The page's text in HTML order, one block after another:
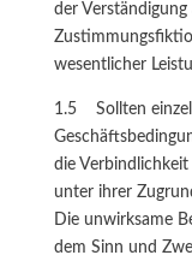
der
wesentlicher
1.5 Sollten
die
unter ihrer
Die unwirksame
dem Sinn und